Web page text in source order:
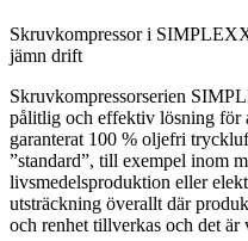
Skruvkompressor i
jämn drift
Skruvkompressorserien
pålitlig och effektiv lösning för
garanterat 100 % oljefri
”standard”, till exempel inom
livsmedelsproduktion eller
utsträckning överallt där
och renhet tillverkas och det